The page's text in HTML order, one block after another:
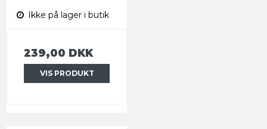
Ikke på lager i butik
239,00 DKK
VIS PRODUKT